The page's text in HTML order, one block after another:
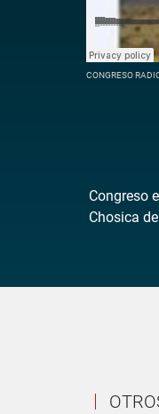
CONGRESO
Congreso
Chosica